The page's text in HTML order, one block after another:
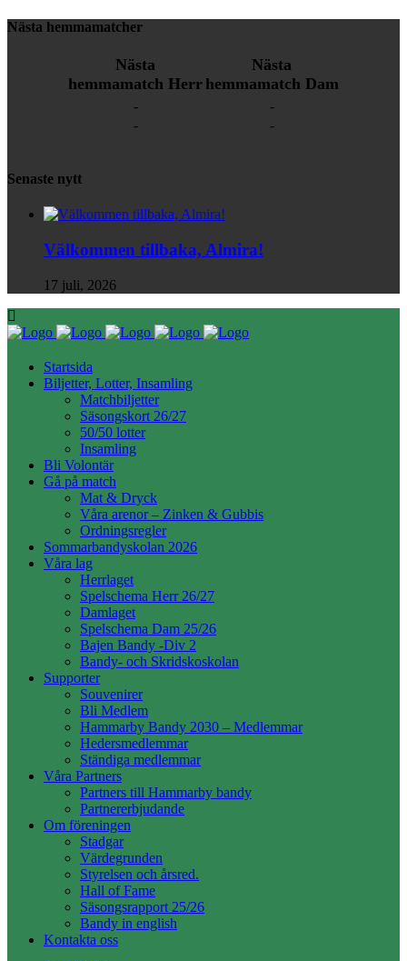
Nästa hemmamatcher
Nästa
hemmamatch Herr
-
-
Nästa
hemmamatch Dam
-
-
Senaste nytt
Välkommen tillbaka, Almira!
17 juli, 2026
Startsida
Biljetter, Lotter, Insamling
Matchbiljetter
Säsongskort 26/27
50/50 lotter
Insamling
Bli Volontär
Gå på match
Mat & Dryck
Våra arenor – Zinken & Gubbis
Ordningsregler
Sommarbandyskolan 2026
Våra lag
Herrlaget
Spelschema Herr 26/27
Damlaget
Spelschema Dam 25/26
Bajen Bandy -Div 2
Bandy- och Skridskoskolan
Supporter
Souvenirer
Bli Medlem
Hammarby Bandy 2030 – Medlemmar
Hedersmedlemmar
Ständiga medlemmar
Våra Partners
Partners till Hammarby bandy
Partnererbjudande
Om föreningen
Stadgar
Värdegrunden
Styrelsen och årsred.
Hall of Fame
Säsongsrapport 25/26
Bandy in english
Kontakta oss